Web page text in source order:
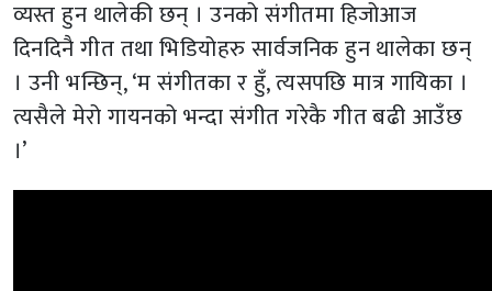
व्यस्त हुन थालेकी छन् । उनको संगीतमा हिजोआज
दिनदिनै गीत तथा भिडियोहरु सार्वजनिक हुन थालेका छन्
। उनी भन्छिन्, ‘म संगीतका र हुँ, त्यसपछि मात्र गायिका ।
त्यसैले मेरो गायनको भन्दा संगीत गरेकै गीत बढी आउँछ
।’